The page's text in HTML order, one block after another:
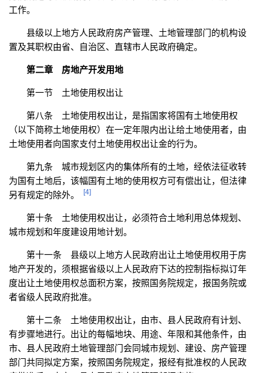
工作。
县级以上地方人民政府房产管理、土地管理部门的机构设
置及其职权由省、自治区、直辖市人民政府确定。
第二章 房地产开发用地
第一节 土地使用权出让
第八条 土地使用权出让，是指国家将国有土地使用权
（以下简称土地使用权）在一定年限内出让给土地使用者，由
土地使用者向国家支付土地使用权出让金的行为。
第九条 城市规划区内的集体所有的土地，经依法征收转
为国有土地后，该幅国有土地的使用权方可有偿出让，但法律
另有规定的除外。
[4]
第十条 土地使用权出让，必须符合土地利用总体规划、
城市规划和年度建设用地计划。
第十一条 县级以上地方人民政府出让土地使用权用于房
地产开发的，须根据省级以上人民政府下达的控制指标拟订年
度出让土地使用权总面积方案，按照国务院规定，报国务院或
者省级人民政府批准。
第十二条 土地使用权出让，由市、县人民政府有计划、
有步骤地进行。出让的每幅地块、用途、年限和其他条件，由
市、县人民政府土地管理部门会同城市规划、建设、房产管理
部门共同拟定方案，按照国务院规定，报经有批准权的人民政